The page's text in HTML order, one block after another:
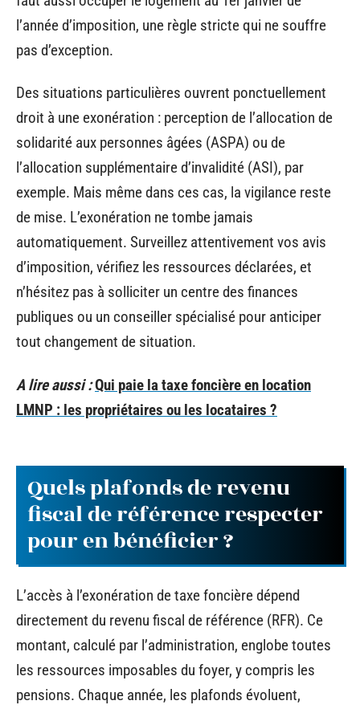
l’année d’imposition, une règle stricte qui ne souffre
pas d’exception.
Des situations particulières ouvrent ponctuellement
droit à une exonération : perception de l’allocation de
solidarité aux personnes âgées (ASPA) ou de
l’allocation supplémentaire d’invalidité (ASI), par
exemple. Mais même dans ces cas, la vigilance reste
de mise. L’exonération ne tombe jamais
automatiquement. Surveillez attentivement vos avis
d’imposition, vérifiez les ressources déclarées, et
n’hésitez pas à solliciter un centre des finances
publiques ou un conseiller spécialisé pour anticiper
tout changement de situation.
A lire aussi :Qui paie la taxe foncière en location
LMNP : les propriétaires ou les locataires ?
Quels plafonds de revenu
fiscal de référence respecter
pour en bénéficier ?
L’accès à l’exonération de taxe foncière dépend
directement du revenu fiscal de référence (RFR). Ce
montant, calculé par l’administration, englobe toutes
les ressources imposables du foyer, y compris les
pensions. Chaque année, les plafonds évoluent,